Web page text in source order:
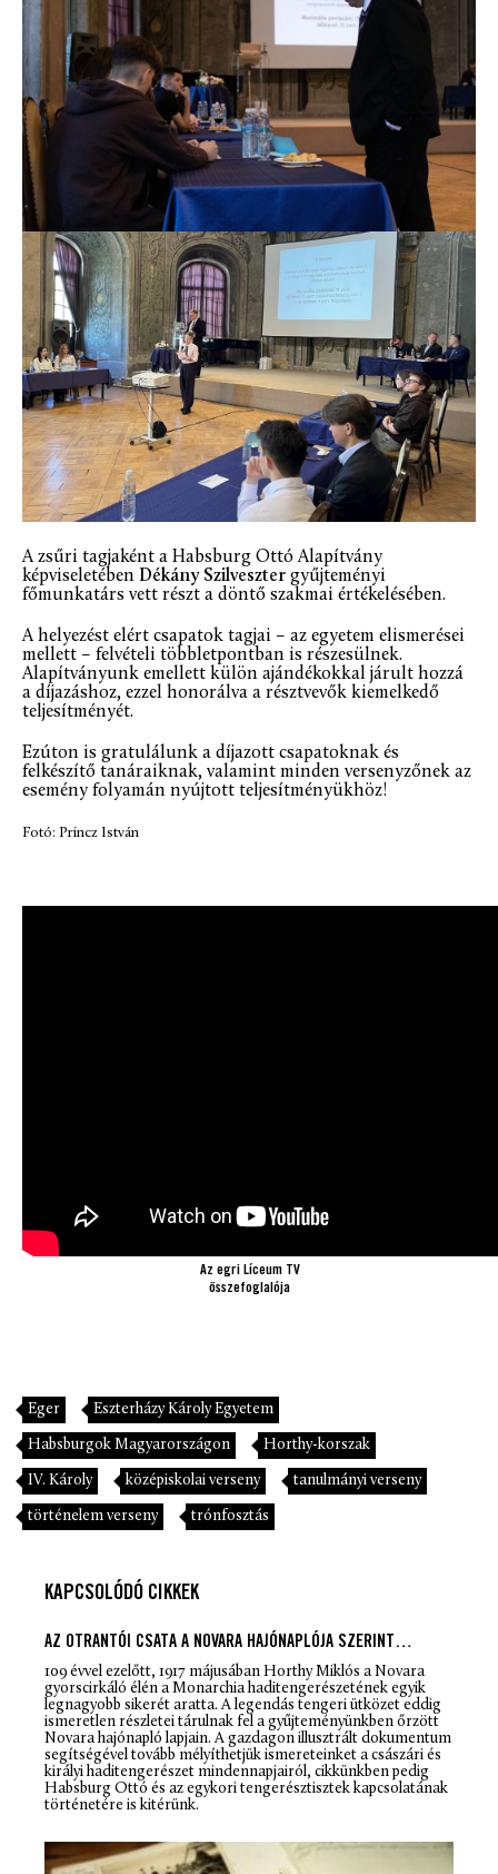
A zsűri tagjaként a Habsburg Ottó Alapítvány
képviseletében Dékány Szilveszter gyűjteményi
főmunkatárs vett részt a döntő szakmai értékelésében.
A helyezést elért csapatok tagjai – az egyetem elismerései
mellett – felvételi többletpontban is részesülnek.
Alapítványunk emellett külön ajándékokkal járult hozzá
a díjazáshoz, ezzel honorálva a résztvevők kiemelkedő
teljesítményét.
Ezúton is gratulálunk a díjazott csapatoknak és
felkészítő tanáraiknak, valamint minden versenyzőnek az
esemény folyamán nyújtott teljesítményükhöz!
Fotó: Princz István
Az egri Líceum TV
összefoglalója
Eger Eszterházy Károly Egyetem
Habsburgok Magyarországon Horthy-korszak
IV. Károly középiskolai verseny tanulmányi verseny
történelem verseny trónfosztás
KAPCSOLÓDÓ CIKKEK
AZ OTRANTÓI CSATA A NOVARA HAJÓNAPLÓJA SZERINT…
109 évvel ezelőtt, 1917 májusában Horthy Miklós a Novara
gyorscirkáló élén a Monarchia haditengerészetének egyik
legnagyobb sikerét aratta. A legendás tengeri ütközet eddig
ismeretlen részletei tárulnak fel a gyűjteményünkben őrzött
Novara hajónapló lapjain. A gazdagon illusztrált dokumentum
segítségével tovább mélyíthetjük ismereteinket a császári és
királyi haditengerészet mindennapjairól, cikkünkben pedig
Habsburg Ottó és az egykori tengerésztisztek kapcsolatának
történetére is kitérünk.